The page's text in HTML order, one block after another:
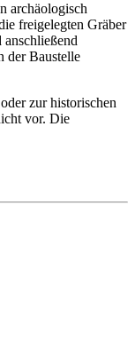
archäologisch
freigelegten Gräber
der Baustelle
zur historischen
vor. Die